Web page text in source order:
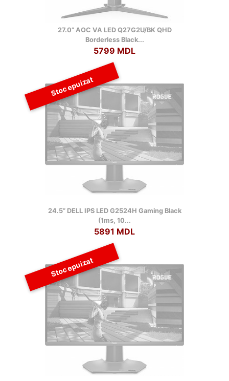
27.0” AOC VA LED Q27G2U/BK QHD
Borderless Black...
5799 MDL
Stoc epuizat
24.5” DELL IPS LED G2524H Gaming Black
(1ms, 10...
5891 MDL
Stoc epuizat